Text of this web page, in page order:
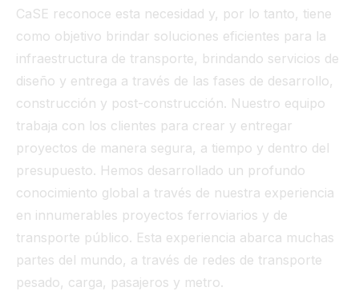
CaSE reconoce esta necesidad y, por lo tanto, tiene
como objetivo brindar soluciones eficientes para la
infraestructura de transporte, brindando servicios de
diseño y entrega a través de las fases de desarrollo,
construcción y post-construcción. Nuestro equipo
trabaja con los clientes para crear y entregar
proyectos de manera segura, a tiempo y dentro del
presupuesto. Hemos desarrollado un profundo
conocimiento global a través de nuestra experiencia
en innumerables proyectos ferroviarios y de
transporte público. Esta experiencia abarca muchas
partes del mundo, a través de redes de transporte
pesado, carga, pasajeros y metro.